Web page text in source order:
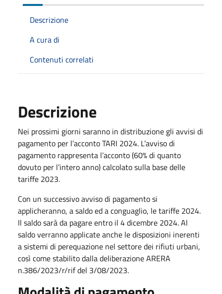
Descrizione
A cura di
Contenuti correlati
Descrizione
Nei prossimi giorni saranno in distribuzione gli avvisi di
pagamento per l’acconto TARI 2024. L’avviso di
pagamento rappresenta l’acconto (60% di quanto
dovuto per l’intero anno) calcolato sulla base delle
tariffe 2023.
Con un successivo avviso di pagamento si
applicheranno, a saldo ed a conguaglio, le tariffe 2024.
Il saldo sarà da pagare entro il 4 dicembre 2024. Al
saldo verranno applicate anche le disposizioni inerenti
a sistemi di perequazione nel settore dei rifiuti urbani,
così come stabilito dalla deliberazione ARERA
n.386/2023/r/rif del 3/08/2023.